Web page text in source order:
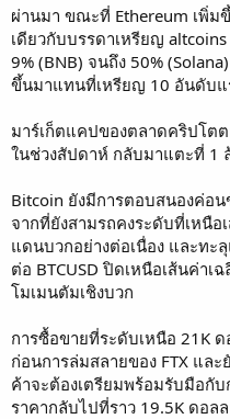
r
ผ่านมา ขณะที่ Ethereum เพิ่ม
เดียวกับบรรดาเหรียญ
9% (BNB) จนถึง 50%
ขึ้นมาแทนที่เหรียญ 10 อันดับแ
มาร์เก็ตแคปของตลาดคริปโต
ในช่วงสัปดาห์ กลับมาแตะที่ 1
Bitcoin ยังมีการตอบสนองค่อ
จากที่ยังสามรถคงระดับที่เหนื
แดนบวกอย่างต่อเนื่อง และทะ
ต่อ BTCUSD ปิดเหนือเส้นค่า
โมเมนตัมเชิงบวก
การซื้อขายที่ระดับเหนือ 21K
ก่อนการล่มสลายของ FTX แล
ค้าจะต้องเตรียมพร้อมรับมือกั
ราคากลับไปที่ราว 19.5K ดอ